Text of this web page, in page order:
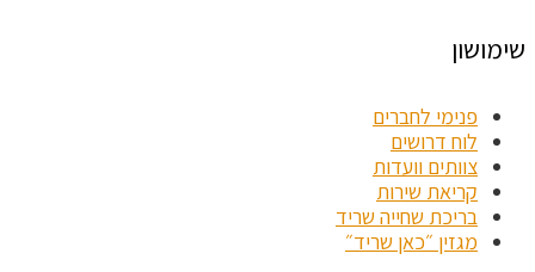
שימושון
פנימי לחברים
לוח דרושים
צוותים וועדות
קריאת שירות
בריכת שחייה שריד
מגזין ״כאן שריד״